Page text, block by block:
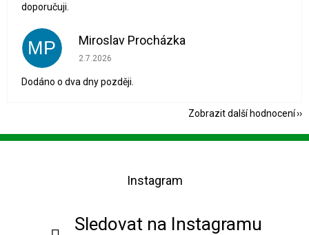
doporučuji.
MP Miroslav Procházka
Hodnocení obchodu je 1 z 5 hvězdiček.
2.7.2026
Dodáno o dva dny později.
Zobrazit další hodnocení
Z
Instagram
Sledovat na Instagramu